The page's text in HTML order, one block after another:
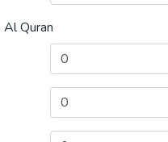
Al Quran